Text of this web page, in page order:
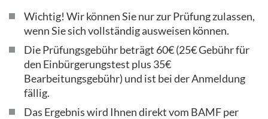
Wichtig! Wir können Sie nur zur Prüfung zulassen,
wenn Sie sich vollständig ausweisen können.
Die Prüfungsgebühr beträgt 60€ (25€ Gebühr für
den Einbürgerungstest plus 35€
Bearbeitungsgebühr) und ist bei der Anmeldung
fällig.
Das Ergebnis wird Ihnen direkt vom BAMF per